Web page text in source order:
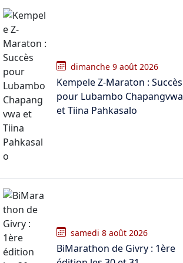
dimanche 9 août 2026
Kempele Z-Maraton : Succès
pour Lubambo Chapangvwa
et Tiina Pahkasalo
samedi 8 août 2026
BiMarathon de Givry : 1ère